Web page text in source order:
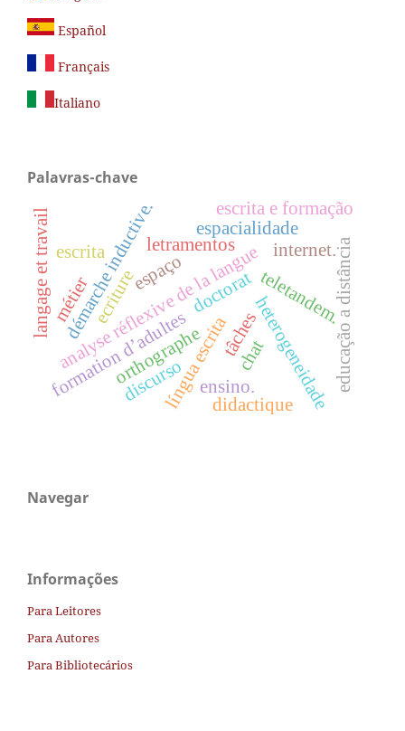
Español
Français
Italiano
Palavras-chave
orthographe
formation d’adultes
analyse réflexive de la langue
démarche inductive.
língua escrita heterogeneidade
chat
teletandem.
escrita letramentos
discurso educação a distância
internet.
espaço
espacialidade
ensino.
escrita e formação
langage et travail
didactique
tâches
métierecriture doctorat
Navegar
Informações
Para Leitores
Para Autores
Para Bibliotecários